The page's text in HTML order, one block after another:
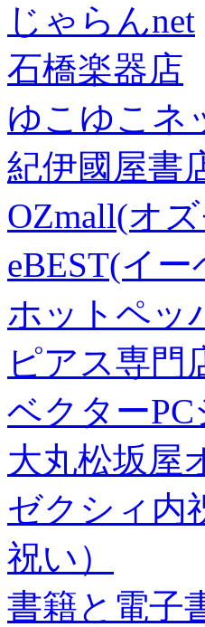
じゃらんnet
石橋楽器店
ゆこゆこネ
紀伊國屋書
OZmall(オ
eBEST(イ
ホットペッ
ピアス専門
ベクター
大丸松坂屋
ゼクシィ内
祝い）
書籍と電子